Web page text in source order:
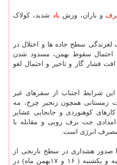
و باران، وزش باد شدید، کولاک
سطح جاده ها و اختلال در
احتمال سقوط بهمن، مسدود شدن
فشار گاز و تاخیر و احتمال لغو
شرایط اجتناب از سفرهای غیر
زمستانی همچون زنجیر چرخ، مه
کوهنوردی و جابجایی عشایر
جت برف روبی و مقابله با
مصرف انرژی است.
صدور هشداری در سطح نارنجی از
افزایش سرعت باد در ایام شنبه و یکشنبه ( ۱۶ و ۱۷بهمن ماه) در